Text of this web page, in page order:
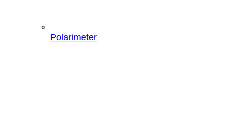
Polarimeter